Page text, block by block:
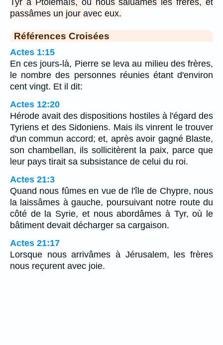
passâmes un jour avec eux.
Références Croisées
Actes 1:15
En ces jours-là, Pierre se leva au milieu des frères,
le nombre des personnes réunies étant d'environ
cent vingt. Et il dit:
Actes 12:20
Hérode avait des dispositions hostiles à l'égard des
Tyriens et des Sidoniens. Mais ils vinrent le trouver
d'un commun accord; et, après avoir gagné Blaste,
son chambellan, ils sollicitèrent la paix, parce que
leur pays tirait sa subsistance de celui du roi.
Actes 21:3
Quand nous fûmes en vue de l'île de Chypre, nous
la laissâmes à gauche, poursuivant notre route du
côté de la Syrie, et nous abordâmes à Tyr, où le
bâtiment devait décharger sa cargaison.
Actes 21:17
Lorsque nous arrivâmes à Jérusalem, les frères
nous reçurent avec joie.